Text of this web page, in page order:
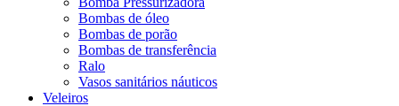
Bombas de óleo
Bombas de porão
Bombas de transferência
Ralo
Vasos sanitários náuticos
Veleiros